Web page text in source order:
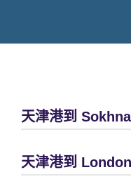
天津港到
天津港到